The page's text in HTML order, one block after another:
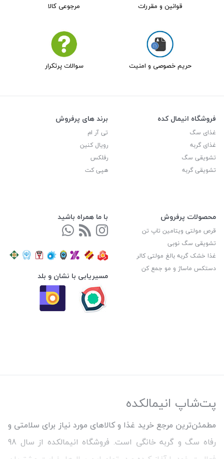
قوانین و مقررات مرجوعی کالا
حریم خصوصی و امنیت سوالات پرتکرار
فروشگاه انیمال کده
غذای سگ
غذای گربه
تشویقی سگ
تشویقی گربه
برند های پرفروش
تی آر ام
رویال کنین
رفلکس
هپی کت
محصولات پرفروش
قرص مولتی ویتامین تاپ تن
تشویقی سگ نوبی
غذا خشک گربه بالغ مولتی کالر
دستکس ماساژ و مو جمع کن
با ما همراه باشید
مسیریابی با نشان و بلد
پت‌شاپ انیمالکده
مطمئن‌ترین مرجع خرید غذا و کالاهای مورد نیاز برای سلامتی و
رفاه سگ و گربه خانگی است. فروشگاه انیمالکده از سال 98